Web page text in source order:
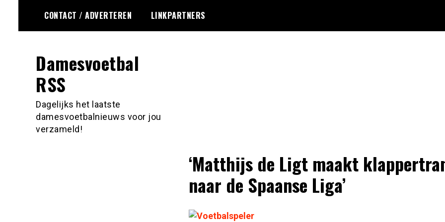
de
CONTACT / ADVERTEREN LINKPARTNERS
Damesvoetbal
RSS
Dagelijks het laatste
damesvoetbalnieuws voor jou
verzameld!
‘Matthijs de Ligt maakt
naar de Spaanse Liga’